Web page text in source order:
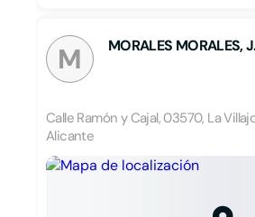
M MORALES MORALES,
Calle Ramón y Cajal, 03570, La
Alicante